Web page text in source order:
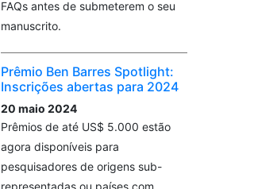
FAQs antes de submeterem o seu
manuscrito.
Prêmio Ben Barres Spotlight:
Inscrições abertas para 2024
20 maio 2024
Prêmios de até US$ 5.000 estão
agora disponíveis para
pesquisadores de origens sub-
representadas ou países com